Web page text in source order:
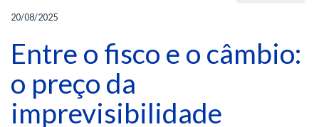
20/08/2025
Entre o fisco e o câmbio:
o preço da
imprevisibilidade